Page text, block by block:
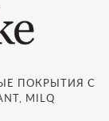
ПОКРЫТИЯ С
MILQ